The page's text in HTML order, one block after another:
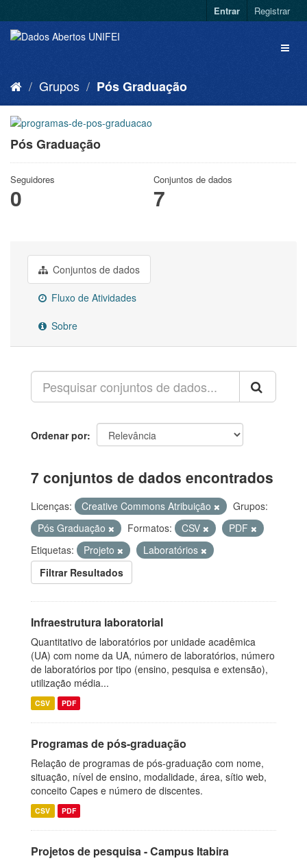
Entrar Registrar
Grupos Pós Graduação
Pós Graduação
Seguidores
0
Conjuntos de dados
7
Conjuntos de dados
Fluxo de Atividades
Sobre
Ordenar por
7 conjuntos de dados encontrados
Licenças: Creative Commons Atribuição
Grupos:
Pós Graduação
Formatos: CSV
PDF
Etiquetas:
Projeto
Laboratórios
Filtrar Resultados
Infraestrutura laboratorial
Quantitativo de laboratórios por unidade acadêmica
(UA) com nome da UA, número de laboratórios, número
de laboratórios por tipo (ensino, pesquisa e extensão),
utilização média...
CSV PDF
Programas de pós-graduação
Relação de programas de pós-graduação com nome,
situação, nível de ensino, modalidade, área, sítio web,
conceito Capes e número de discentes.
CSV PDF
Projetos de pesquisa - Campus Itabira